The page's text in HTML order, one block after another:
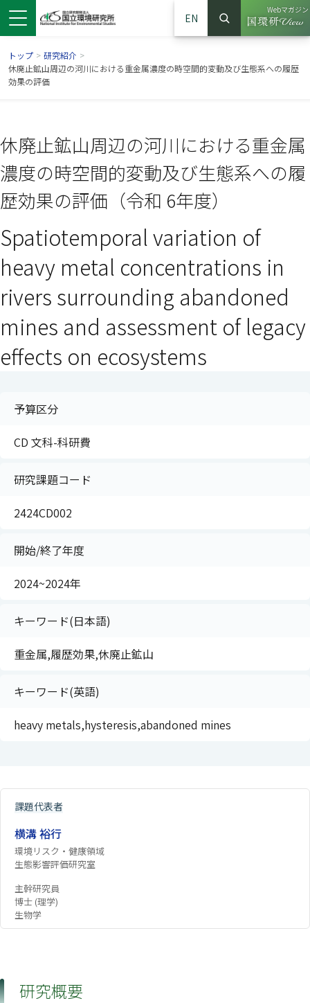
ドウで開きます）
ンドウで開きます）
ウインドウで開きます）
EN
サイト内検索
検索
Webマガジン
（別ウイ
トップ > 研究紹介 >
休廃止鉱山周辺の河川における重金属濃度の時空間的変動及び生態系への履歴
効果の評価
休廃止鉱山周辺の河川における重金属
濃度の時空間的変動及び生態系への履
歴効果の評価（令和 6年度）
Spatiotemporal variation of
heavy metal concentrations in
rivers surrounding abandoned
mines and assessment of legacy
effects on ecosystems
予算区分
CD 文科-科研費
研究課題コード
2424CD002
開始/終了年度
2024~2024年
キーワード(日本語)
重金属,履歴効果,休廃止鉱山
キーワード(英語)
heavy metals,hysteresis,abandoned mines
課題代表者
横溝 裕行
環境リスク・健康領域
生態影響評価研究室
主幹研究員
博士 (理学)
生物学
研究概要